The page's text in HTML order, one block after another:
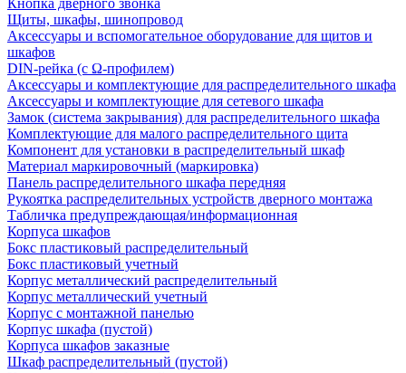
Кнопка дверного звонка
Щиты, шкафы, шинопровод
Аксессуары и вспомогательное оборудование для щитов и
шкафов
DIN-рейка (с Ω-профилем)
Аксессуары и комплектующие для распределительного шкафа
Аксессуары и комплектующие для сетевого шкафа
Замок (система закрывания) для распределительного шкафа
Комплектующие для малого распределительного щита
Компонент для установки в распределительный шкаф
Материал маркировочный (маркировка)
Панель распределительного шкафа передняя
Рукоятка распределительных устройств дверного монтажа
Табличка предупреждающая/информационная
Корпуса шкафов
Бокс пластиковый распределительный
Бокс пластиковый учетный
Корпус металлический распределительный
Корпус металлический учетный
Корпус с монтажной панелью
Корпус шкафа (пустой)
Корпуса шкафов заказные
Шкаф распределительный (пустой)